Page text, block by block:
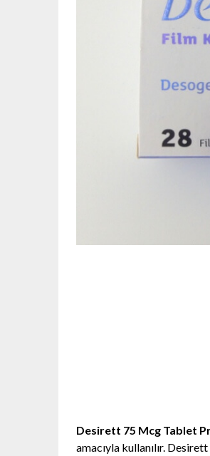
Desirett 75 Mcg Tablet
amacıyla kullanılır.